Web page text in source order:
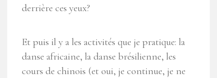
derrière ces yeux?
Et puis il y a les activités que je pratique: la
danse africaine, la danse brésilienne, les
cours de chinois (et oui, je continue, je ne